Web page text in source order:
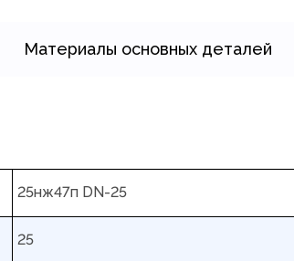
Материалы основных деталей
25нж47п DN-25
25